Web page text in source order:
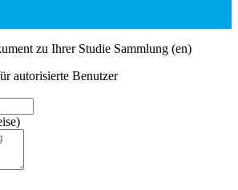
zu Ihrer Studie Sammlung (en)
autorisierte Benutzer